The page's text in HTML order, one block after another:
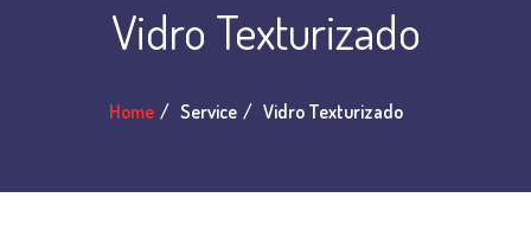
Vidro Texturizado
Home Service Vidro Texturizado